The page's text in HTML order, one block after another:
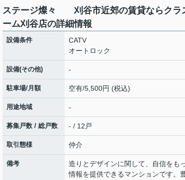
ステージ燦々 刈谷市近郊の賃貸ならクラ
ーム刈谷店の詳細情報
設備条件
CATV
オートロック
設備(その他) -
駐車場/月額 空有/5,500円 (税込)
用途地域 -
募集戸数 / 総戸数 - / 12戸
取引態様 仲介
備考
造りとデザインに関して、自信をも
情報を提供できるマンションです。